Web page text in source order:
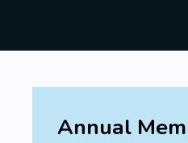
Annual